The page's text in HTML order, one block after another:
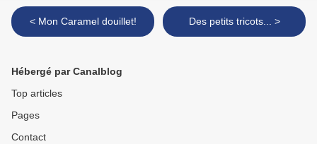
< Mon Caramel douillet! Des petits tricots... >
Hébergé par Canalblog
Top articles
Pages
Contact